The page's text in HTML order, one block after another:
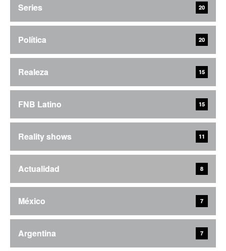
Series 20
Política 20
Realeza 15
FNB Latino 15
Reality shows 11
Actualidad 8
México 7
Argentina 7